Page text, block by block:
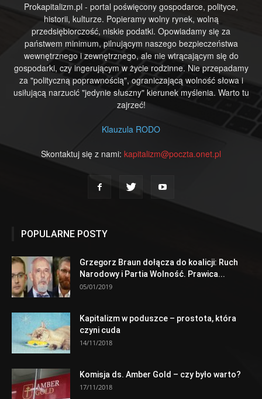
Prokapitalizm.pl - portal poświęcony gospodarce, polityce,
historii, kulturze. Popieramy wolny rynek, wolną
przedsiębiorczość, niskie podatki. Opowiadamy się za
państwem minimum, pilnującym naszego bezpieczeństwa
wewnętrznego i zewnętrznego, ale nie wtrącającym się do
gospodarki, czy ingerującym w życie rodzinne. Nie przepadamy
za "polityczną poprawnością", ograniczającą wolność słowa i
usiłującą narzucić "jedynie słuszny" kierunek myślenia. Warto tu
zajrzeć!
Klauzula RODO
Skontaktuj się z nami: kapitalizm@poczta.onet.pl
POPULARNE POSTY
Grzegorz Braun dołącza do koalicji: Ruch
Narodowy i Partia Wolność. Prawica...
05/01/2019
Kapitalizm w poduszce – prostota, która
czyni cuda
14/11/2018
Komisja ds. Amber Gold – czy było warto?
17/11/2018